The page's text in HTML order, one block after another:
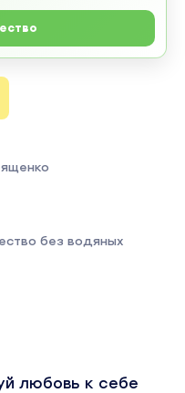
без водяных
любoвь к себе